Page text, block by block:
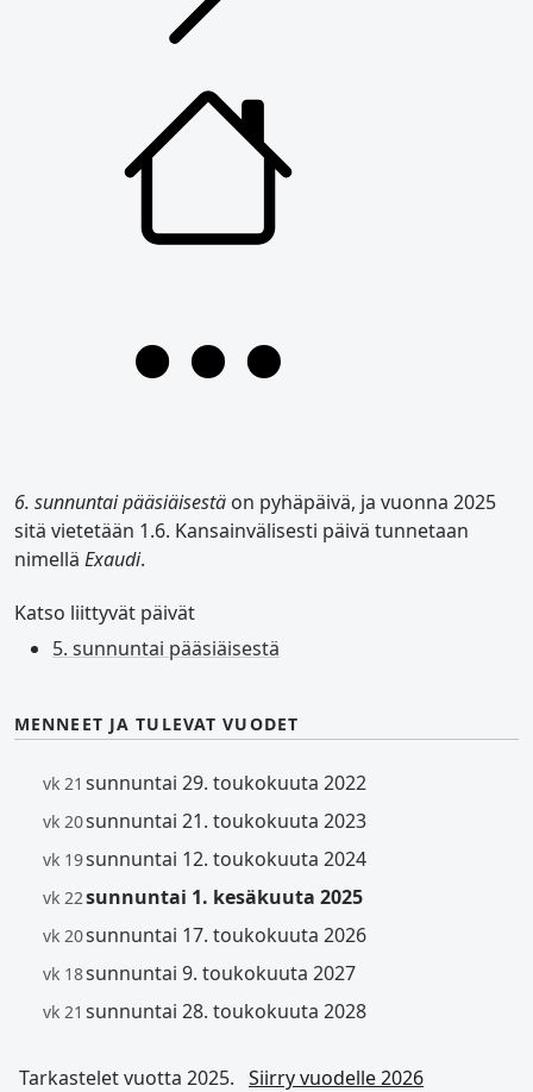
6. sunnuntai pääsiäisestä on pyhäpäivä, ja vuonna 2025
sitä vietetään 1.6. Kansainvälisesti päivä tunnetaan
nimellä Exaudi.
Katso liittyvät päivät
5. sunnuntai pääsiäisestä
MENNEET JA TULEVAT VUODET
vk 21 sunnuntai 29. toukokuuta 2022
vk 20sunnuntai 21. toukokuuta 2023
vk 19sunnuntai 12. toukokuuta 2024
vk 22sunnuntai 1. kesäkuuta 2025
vk 20sunnuntai 17. toukokuuta 2026
vk 18sunnuntai 9. toukokuuta 2027
vk 21 sunnuntai 28. toukokuuta 2028
Tarkastelet vuotta 2025. Siirry vuodelle 2026